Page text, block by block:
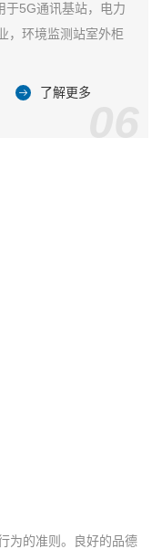
于5G通讯基站，电力
，环境监测站室外柜
了解更多
为的准则。良好的品德